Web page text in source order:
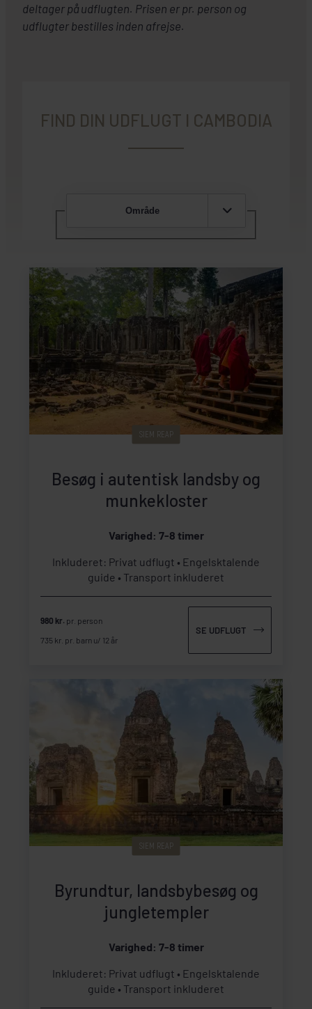
deltager på udflugten. Prisen er pr. person og
udflugter bestilles inden afrejse.
FIND DIN UDFLUGT I CAMBODIA
Område
SIEM REAP
Besøg i autentisk landsby og
munkekloster
Varighed: 7-8 timer
Inkluderet: Privat udflugt
Engelsktalende
guide
Transport inkluderet
980 kr. pr. person
735 kr. pr. barn u/ 12 år
SE UDFLUGT
SIEM REAP
Byrundtur, landsbybesøg og
jungletempler
Varighed: 7-8 timer
Inkluderet: Privat udflugt
Engelsktalende
guide
Transport inkluderet